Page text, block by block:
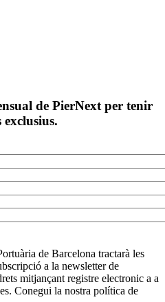
de PierNext per tenir
exclusius.
de Barcelona tractarà les
a la newsletter de
mitjançant registre electronic a a
Conegui la nostra política de